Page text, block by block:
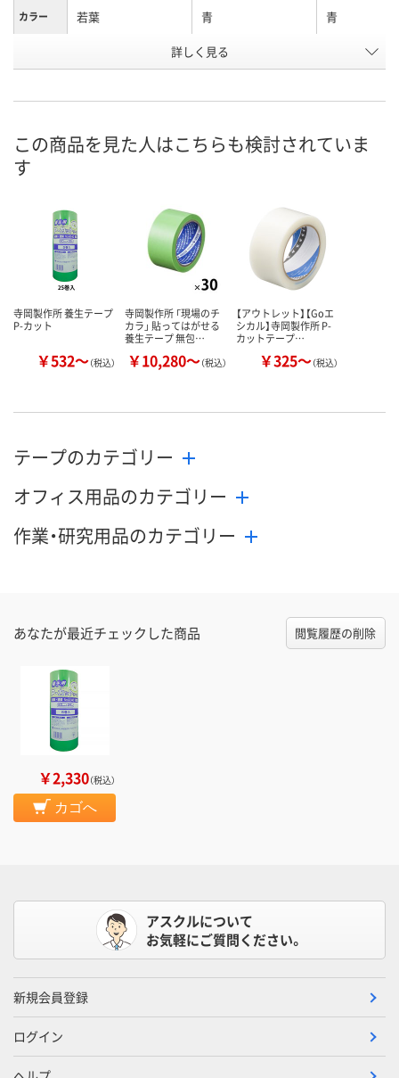
カラー 若葉 青 青
AE75764 3489263
8月9日（日）
カゴへ
詳しく見る
この商品を見た人はこちらも検討されていま
す
寺岡製作所 養生テープ
P-カット
￥532～（税込）
寺岡製作所 「現場のチ
カラ」 貼ってはがせる
養生テープ 無包…
￥10,280～（税込）
【アウトレット】【Goエ
シカル】寺岡製作所 P-
カットテープ…
￥325～（税込）
テープのカテゴリー
オフィス用品のカテゴリー
作業・研究用品のカテゴリー
あなたが最近チェックした商品 閲覧履歴の削除
￥2,330（税込）
カゴへ
アスクルについて
お気軽にご質問ください。
新規会員登録
ログイン